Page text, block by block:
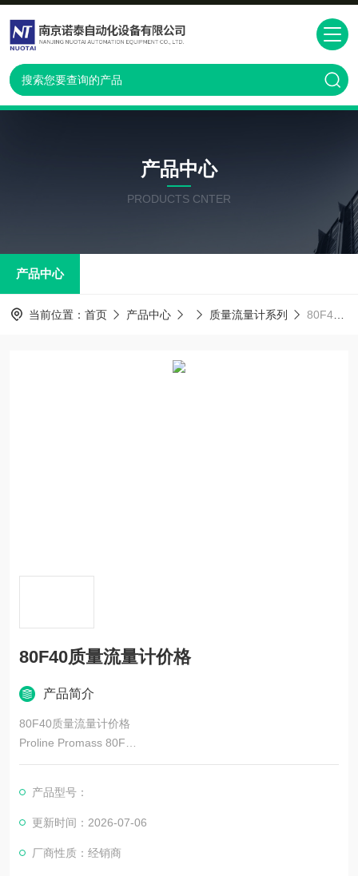
产品中心
PRODUCTS CNTER
产品中心
当前位置： 首页 产品中心 质量流量计系列 80F40质量流量计价格
80F40质量流量计价格
产品简介
80F40质量流量计价格
Proline Promass 80F
80F40质量流量计代理商选型代理选型科氏力质量流量计
产品型号：
更新时间：2026-07-06
厂商性质：经销商